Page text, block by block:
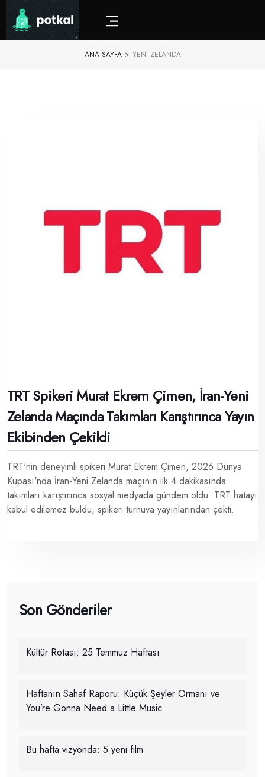
ANA SAYFA > YENI ZELANDA
TRT Spikeri Murat Ekrem Çimen, İran-Yeni
Zelanda Maçında Takımları Karıştırınca Yayın
Ekibinden Çekildi
TRT'nin deneyimli spikeri Murat Ekrem Çimen, 2026 Dünya
Kupası'nda İran-Yeni Zelanda maçının ilk 4 dakikasında
takımları karıştırınca sosyal medyada gündem oldu. TRT hatayı
kabul edilemez buldu, spikeri turnuva yayınlarından çekti.
Son Gönderiler
Kültür Rotası: 25 Temmuz Haftası
Haftanın Sahaf Raporu: Küçük Şeyler Ormanı ve
You’re Gonna Need a Little Music
Bu hafta vizyonda: 5 yeni film